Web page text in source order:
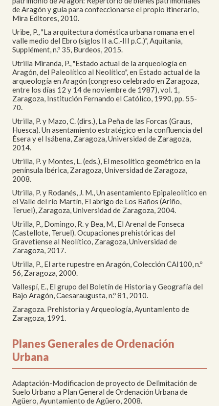
de Aragón y guía para confeccionarse el propio itinerario,
Mira Editores, 2010.
Uribe, P., "La arquitectura doméstica urbana romana en el
valle medio del Ebro (siglos II a.C.-III p.C.)", Aquitania,
Supplément, n.º 35, Burdeos, 2015.
Utrilla Miranda, P., "Estado actual de la arqueología en
Aragón, del Paleolítico al Neolítico", en Estado actual de la
arqueología en Aragón (congreso celebrado en Zaragoza,
entre los días 12 y 14 de noviembre de 1987), vol. 1,
Zaragoza, Institución Fernando el Católico, 1990, pp. 55-
70.
Utrilla, P. y Mazo, C. (dirs.), La Peña de las Forcas (Graus,
Huesca). Un asentamiento estratégico en la confluencia del
Ésera y el Isábena, Zaragoza, Universidad de Zaragoza,
2014.
Utrilla, P. y Montes, L. (eds.), El mesolítico geométrico en la
península Ibérica, Zaragoza, Universidad de Zaragoza,
2008.
Utrilla, P. y Rodanés, J. M., Un asentamiento Epipaleolítico en
el Valle del río Martín, El abrigo de Los Baños (Ariño,
Teruel), Zaragoza, Universidad de Zaragoza, 2004.
Utrilla, P., Domingo, R. y Bea, M., El Arenal de Fonseca
(Castellote, Teruel). Ocupaciones prehistóricas del
Gravetiense al Neolítico, Zaragoza, Universidad de
Zaragoza, 2017.
Utrilla, P., El arte rupestre en Aragón, Colección CAI100, n.º
56, Zaragoza, 2000.
Vallespí, E., El grupo del Boletín de Historia y Geografía del
Bajo Aragón, Caesaraugusta, n.º 81, 2010.
Zaragoza. Prehistoria y Arqueología, Ayuntamiento de
Zaragoza, 1991.
Planes Generales de Ordenación
Urbana
Adaptación-Modificacion de proyecto de Delimitación de
Suelo Urbano a Plan General de Ordenación Urbana de
Agüero, Ayuntamiento de Agüero, 2008.